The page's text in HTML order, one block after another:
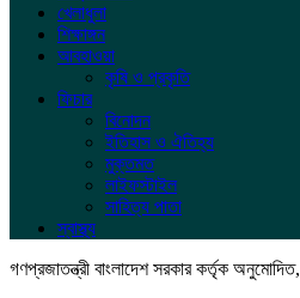
খেলাধুলা
শিক্ষাঙ্গন
আবহাওয়া
কৃষি ও প্রকৃতি
ফিচার
বিনোদন
ইতিহাস ও ঐতিহ্য
মুক্তমত
লাইফস্টাইল
সাহিত্য পাতা
স্বাস্থ্য
গণপ্রজাতন্ত্রী বাংলাদেশ সরকার কর্তৃক